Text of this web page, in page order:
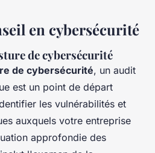
en cybersécurité
de cybersécurité
de cybersécurité, un audit
est un point de départ
les vulnérabilités et
auxquels votre entreprise
approfondie des